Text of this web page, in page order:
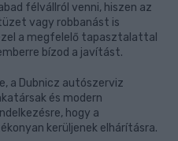
félvállról venni, hiszen az
vagy robbanást is
a megfelelő tapasztalattal
bízod a javítást.
a Dubnicz autószerviz
és modern
hogy a
kerüljenek elhárításra.